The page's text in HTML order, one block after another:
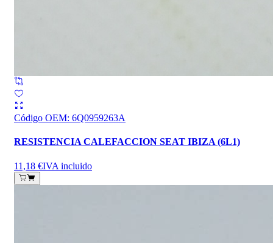
Código OEM: 6Q0959263A
RESISTENCIA CALEFACCION SEAT IBIZA (6L1)
11,18 €IVA incluido